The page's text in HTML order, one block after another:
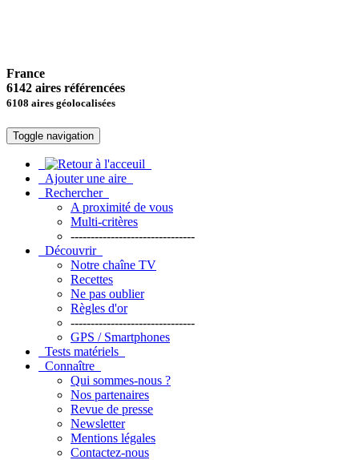
France
6142 aires référencées
6108 aires géolocalisées
Toggle navigation
Ajouter une aire
Rechercher
A proximité de vous
Multi-critères
-------------------------------
Découvrir
Notre chaîne TV
Recettes
Ne pas oublier
Règles d'or
-------------------------------
GPS / Smartphones
Tests matériels
Connaître
Qui sommes-nous ?
Nos partenaires
Revue de presse
Newsletter
Mentions légales
Contactez-nous